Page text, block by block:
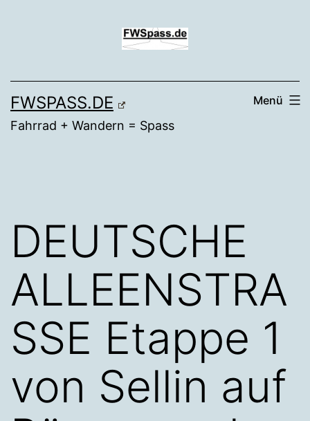
FWSPASS.DE
Fahrrad + Wandern = Spass
Menü
DEUTSCHE
ALLEENSTRA
SSE Etappe 1
von Sellin auf